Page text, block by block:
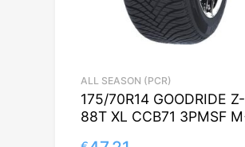
ALL SEASON (PCR)
175/70R14 GOODRIDE
88T XL CCB71 3PMSF